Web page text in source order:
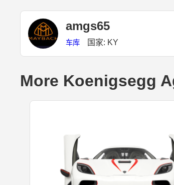
amgs65
车库 国家: KY
More Koenigsegg